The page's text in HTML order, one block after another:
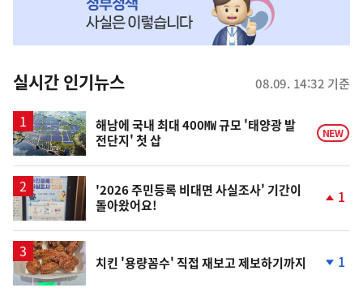
뉴
스
실시간 인기뉴스 08.09. 14:32 기준
해남에 국내 최대 400㎿ 규모 '태양광 발
전단지' 첫 삽
NEW
'2026 주민등록 비대면 사실조사' 기간이
돌아왔어요!
상
1
치킨 '용량꼼수' 직접 재보고 제보하기까지 1